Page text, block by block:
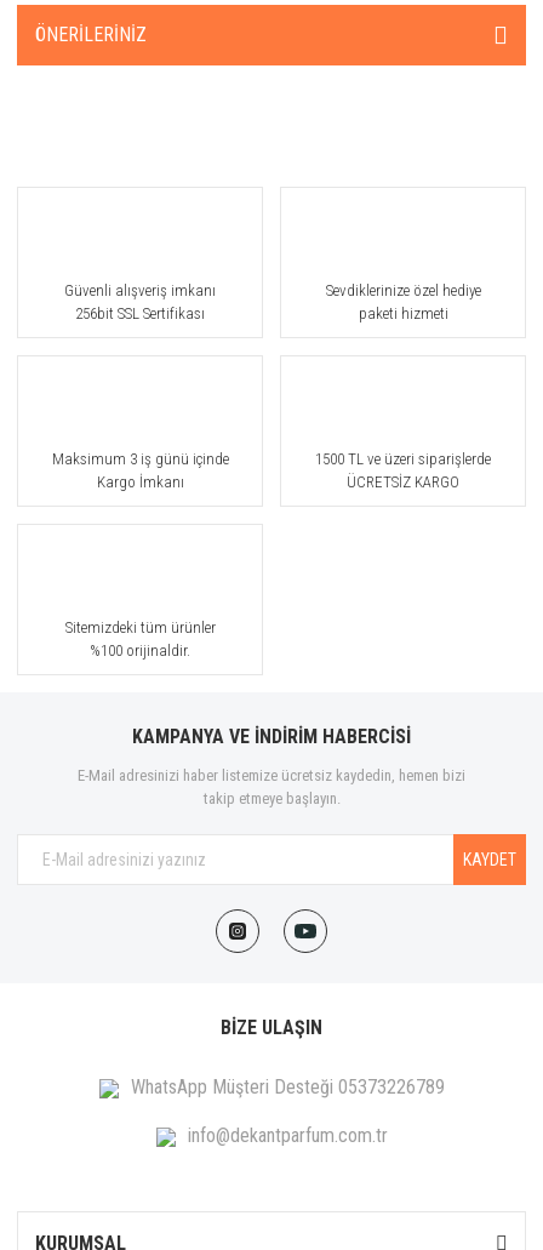
ÖNERILERINIZ
Güvenli alışveriş imkanı
256bit SSL Sertifikası
Sevdiklerinize özel hediye
paketi hizmeti
Maksimum 3 iş günü içinde
Kargo İmkanı
1500 TL ve üzeri siparişlerde
ÜCRETSİZ KARGO
Sitemizdeki tüm ürünler
%100 orijinaldir.
KAMPANYA VE İNDİRİM HABERCİSİ
E-Mail adresinizi haber listemize ücretsiz kaydedin, hemen bizi
takip etmeye başlayın.
KAYDET
BİZE ULAŞIN
WhatsApp Müşteri Desteği 05373226789
info@dekantparfum.com.tr
KURUMSAL